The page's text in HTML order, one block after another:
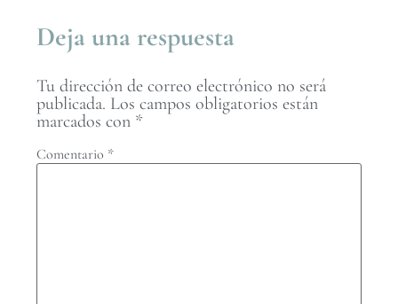
Deja una respuesta
Tu dirección de correo electrónico no será
publicada. Los campos obligatorios están
marcados con *
Comentario *